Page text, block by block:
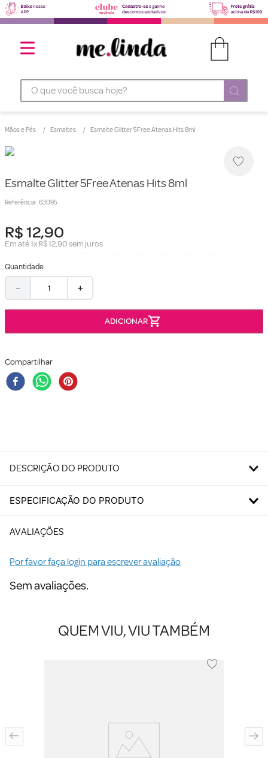
O que você busca hoje?
Mãos e Pés Esmaltes Esmalte Glitter 5Free Atenas Hits 8ml
Esmalte Glitter 5Free Atenas Hits 8ml
Referência: 63095
R$12,90
Em até1xR$12,90sem juros
Quantidade
＋
－
Compartilhar
DESCRIÇÃO DO PRODUTO
ESPECIFICAÇÃO DO PRODUTO
AVALIAÇÕES
Por favor faça login para escrever avaliação
Sem avaliações.
QUEM VIU, VIU TAMBÉM